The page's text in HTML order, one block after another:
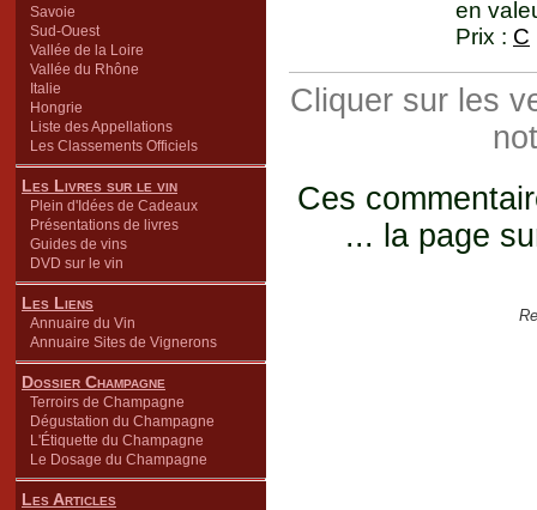
Savoie
Sud-Ouest
Vallée de la Loire
Vallée du Rhône
Italie
Hongrie
Liste des Appellations
Les Classements Officiels
Les Livres sur le vin
Plein d'Idées de Cadeaux
Présentations de livres
Guides de vins
DVD sur le vin
Les Liens
Annuaire du Vin
Annuaire Sites de Vignerons
Dossier Champagne
Terroirs de Champagne
Dégustation du Champagne
L'Étiquette du Champagne
Le Dosage du Champagne
Les Articles
en
Prix : C
Cliquer sur les
Ces
... la page